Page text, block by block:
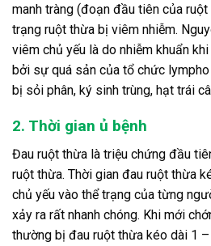
manh tràng (đoạn đầu tiên của
trạng ruột thừa bị viêm nhiễm.
viêm chủ yếu là do nhiễm khuẩn
bởi sự quá sản của tổ chức
bị sỏi phân, ký sinh trùng, hạt trái
2. Thời gian ủ bệnh
Đau ruột thừa là triệu chứng đầu
ruột thừa. Thời gian đau ruột thừa
chủ yếu vào thể trạng của từng
xảy ra rất nhanh chóng. Khi mới
thường bị đau ruột thừa kéo dài 1